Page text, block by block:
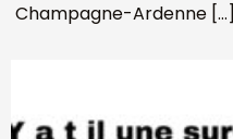
Champagne-Ardenne […]